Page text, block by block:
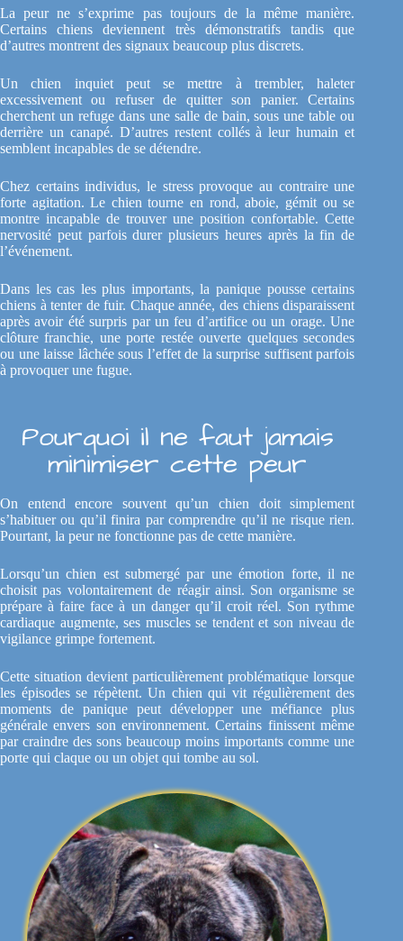
La peur ne s’exprime pas toujours de la même manière.
Certains chiens deviennent très démonstratifs tandis que
d’autres montrent des signaux beaucoup plus discrets.
Un chien inquiet peut se mettre à trembler, haleter
excessivement ou refuser de quitter son panier. Certains
cherchent un refuge dans une salle de bain, sous une table ou
derrière un canapé. D’autres restent collés à leur humain et
semblent incapables de se détendre.
Chez certains individus, le stress provoque au contraire une
forte agitation. Le chien tourne en rond, aboie, gémit ou se
montre incapable de trouver une position confortable. Cette
nervosité peut parfois durer plusieurs heures après la fin de
l’événement.
Dans les cas les plus importants, la panique pousse certains
chiens à tenter de fuir. Chaque année, des chiens disparaissent
après avoir été surpris par un feu d’artifice ou un orage. Une
clôture franchie, une porte restée ouverte quelques secondes
ou une laisse lâchée sous l’effet de la surprise suffisent parfois
à provoquer une fugue.
Pourquoi il ne faut jamais
minimiser cette peur
On entend encore souvent qu’un chien doit simplement
s’habituer ou qu’il finira par comprendre qu’il ne risque rien.
Pourtant, la peur ne fonctionne pas de cette manière.
Lorsqu’un chien est submergé par une émotion forte, il ne
choisit pas volontairement de réagir ainsi. Son organisme se
prépare à faire face à un danger qu’il croit réel. Son rythme
cardiaque augmente, ses muscles se tendent et son niveau de
vigilance grimpe fortement.
Cette situation devient particulièrement problématique lorsque
les épisodes se répètent. Un chien qui vit régulièrement des
moments de panique peut développer une méfiance plus
générale envers son environnement. Certains finissent même
par craindre des sons beaucoup moins importants comme une
porte qui claque ou un objet qui tombe au sol.